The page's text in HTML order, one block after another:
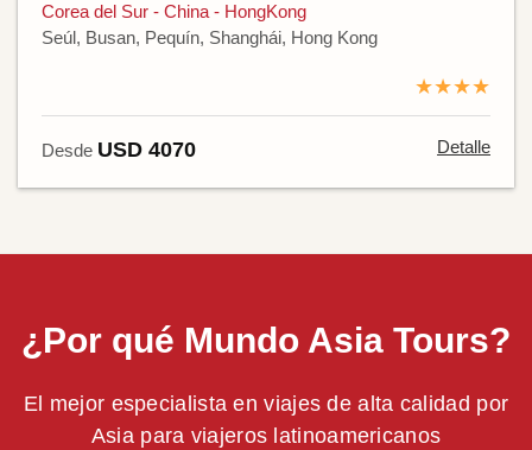
Corea del Sur - China - HongKong
Seúl, Busan, Pequín, Shanghái, Hong Kong
★★★★
Desde USD 4070 Detalle
¿Por qué Mundo Asia Tours?
El mejor especialista en viajes de alta calidad por
Asia para viajeros latinoamericanos